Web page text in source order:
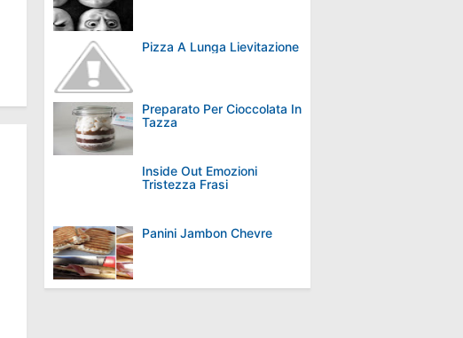
Pizza A Lunga Lievitazione
Preparato Per Cioccolata In
Tazza
Inside Out Emozioni
Tristezza Frasi
Panini Jambon Chevre